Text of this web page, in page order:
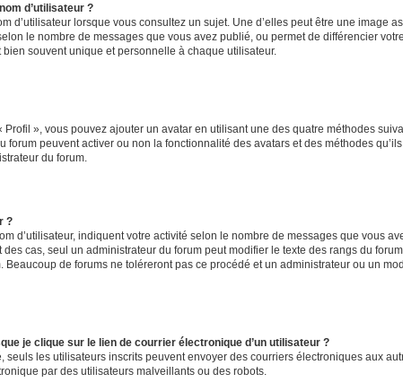
d’utilisateur ?
d’utilisateur lorsque vous consultez un sujet. Une d’elles peut être une image
le nombre de messages que vous avez publié, ou permet de différencier
souvent unique et personnelle à chaque utilisateur.
», vous pouvez ajouter un avatar en utilisant une des quatre méthodes
forum peuvent activer ou non la fonctionnalité des avatars et des méthodes
du forum.
?
d’utilisateur, indiquent votre activité selon le nombre de messages que vous
cas, seul un administrateur du forum peut modifier le texte des rangs du
Beaucoup de forums ne toléreront pas ce procédé et un administrateur ou un
je clique sur le lien de courrier électronique d’un utilisateur ?
les utilisateurs inscrits peuvent envoyer des courriers électroniques aux
par des utilisateurs malveillants ou des robots.